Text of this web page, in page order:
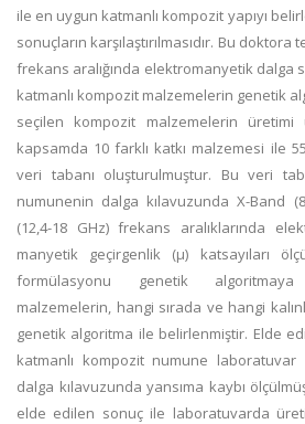
ile en uygun katmanlı kompozit yapıyı
sonuçların karşılaştırılmasıdır. Bu
frekans aralığında elektromanyetik dalga
katmanlı kompozit malzemelerin genetik
seçilen kompozit malzemelerin üretimi
kapsamda 10 farklı katkı malzemesi ile
veri tabanı oluşturulmuştur. Bu veri
numunenin dalga kılavuzunda X-Band
(12,4-18 GHz) frekans aralıklarında
manyetik geçirgenlik (µ) katsayıları
formülasyonu genetik
malzemelerin, hangi sırada ve hangi
genetik algoritma ile belirlenmiştir. Elde
katmanlı kompozit numune laboratuvar
dalga kılavuzunda yansıma kaybı
elde edilen sonuç ile laboratuvarda